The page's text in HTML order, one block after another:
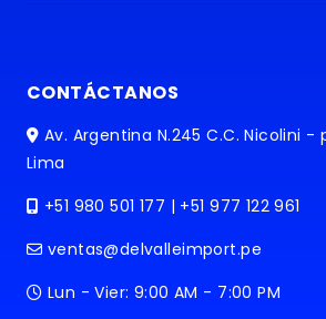
CONTÁCTANOS
Av. Argentina N.245 C.C. Nicolini -
Lima
+51 980 501 177 | +51 977 122 961
ventas@delvalleimport.pe
Lun - Vier: 9:00 AM - 7:00 PM